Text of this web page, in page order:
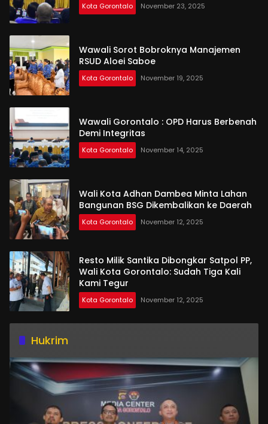
Kota Gorontalo November 23, 2025
Wawali Sorot Bobroknya Manajemen
RSUD Aloei Saboe
Kota Gorontalo November 19, 2025
Wawali Gorontalo : OPD Harus Berbenah
Demi Integritas
Kota Gorontalo November 14, 2025
Wali Kota Adhan Dambea Minta Lahan
Bangunan BSG Dikembalikan ke Daerah
Kota Gorontalo November 12, 2025
Resto Milik Santika Dibongkar Satpol PP,
Wali Kota Gorontalo: Sudah Tiga Kali
Kami Tegur
Kota Gorontalo November 12, 2025
Hukrim